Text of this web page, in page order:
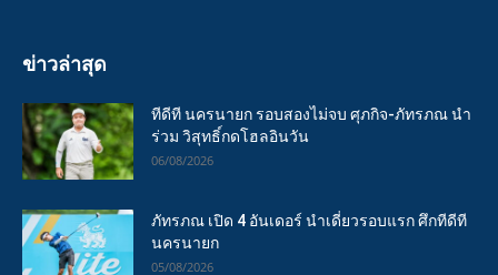
ข่าวล่าสุด
ทีดีที นครนายก รอบสองไม่จบ ศุภกิจ-ภัทรภณ นำ
ร่วม วิสุทธิ์กดโฮลอินวัน
06/08/2026
ภัทรภณ เปิด 4 อันเดอร์ นำเดี่ยวรอบแรก ศึกทีดีที
นครนายก
05/08/2026